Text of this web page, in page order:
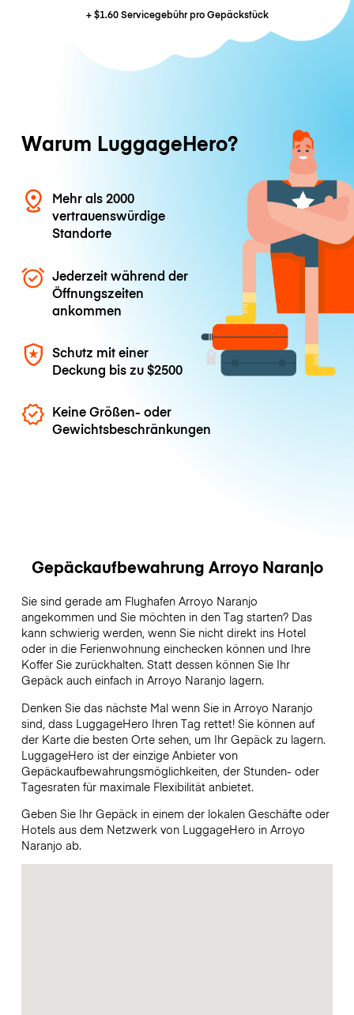
+$1.60Servicegebühr pro Gepäckstück
Warum LuggageHero?
Mehr als 2000
vertrauenswürdige
Standorte
Jederzeit während der
Öffnungszeiten
ankommen
Schutz mit einer
Deckung bis zu$2500
Keine Größen- oder
Gewichtsbeschränkungen
Gepäckaufbewahrung Arroyo Naranjo
Sie sind gerade am Flughafen Arroyo Naranjo
angekommen und Sie möchten in den Tag starten? Das
kann schwierig werden, wenn Sie nicht direkt ins Hotel
oder in die Ferienwohnung einchecken können und Ihre
Koffer Sie zurückhalten. Statt dessen können Sie Ihr
Gepäck auch einfach in Arroyo Naranjo lagern.
Denken Sie das nächste Mal wenn Sie in Arroyo Naranjo
sind, dass LuggageHero Ihren Tag rettet! Sie können auf
der Karte die besten Orte sehen, um Ihr Gepäck zu lagern.
LuggageHero ist der einzige Anbieter von
Gepäckaufbewahrungsmöglichkeiten, der Stunden- oder
Tagesraten für maximale Flexibilität anbietet.
Geben Sie Ihr Gepäck in einem der lokalen Geschäfte oder
Hotels aus dem Netzwerk von LuggageHero in Arroyo
Naranjo ab.